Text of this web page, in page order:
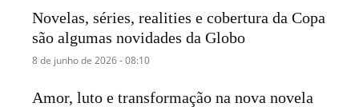
Novelas, séries, realities e cobertura da Copa
são algumas novidades da Globo
8 de junho de 2026 - 08:10
Amor, luto e transformação na nova novela